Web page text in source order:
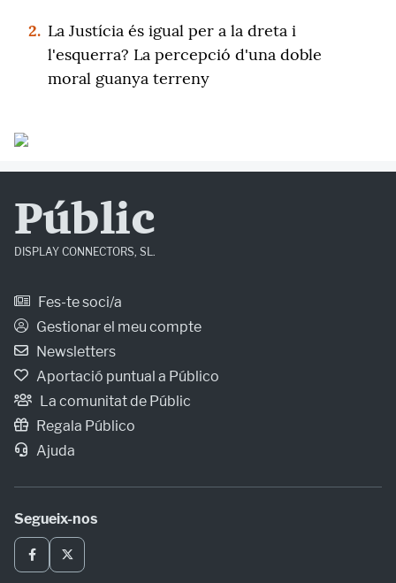
2. La Justícia és igual per a la dreta i
l'esquerra? La percepció d'una doble
moral guanya terreny
Públic
DISPLAY CONNECTORS, SL.
Fes-te soci/a
Gestionar el meu compte
Newsletters
Aportació puntual a Público
La comunitat de Públic
Regala Público
Ajuda
Segueix-nos